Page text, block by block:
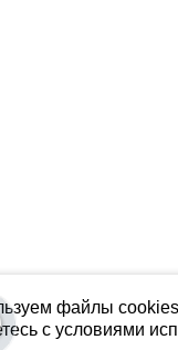
файлы
с условиями